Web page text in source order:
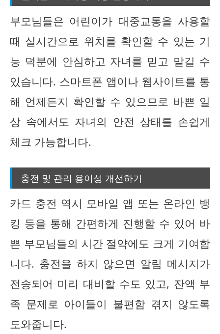
부모님들은 어린이가 대중교통을 사용할
때 실시간으로 위치를 확인할 수 있는 기
능 덕분에 안심하고 자녀를 믿고 맡길 수
있습니다. 스마트폰 앱이나 웹사이트를 통
해 언제든지 확인할 수 있으므로 바쁜 일
상 속에서도 자녀의 안전 상태를 손쉽게
체크 가능합니다.
충전 및 관리 용이성 개선하기
카드 충전 역시 모바일 앱 또는 온라인 뱅
킹 등을 통해 간편하게 진행할 수 있어 바
쁜 부모님들의 시간 절약에도 크게 기여합
니다. 충전을 하지 않으면 알림 메시지가
전송되어 미리 대비할 수도 있고, 잔액 부
족 문제로 아이들이 불편함 겪지 않도록
도와줍니다.